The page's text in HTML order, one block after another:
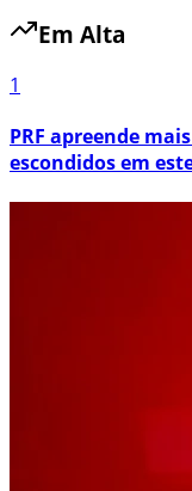
Em Alta
1
PRF apreende
escondidos em